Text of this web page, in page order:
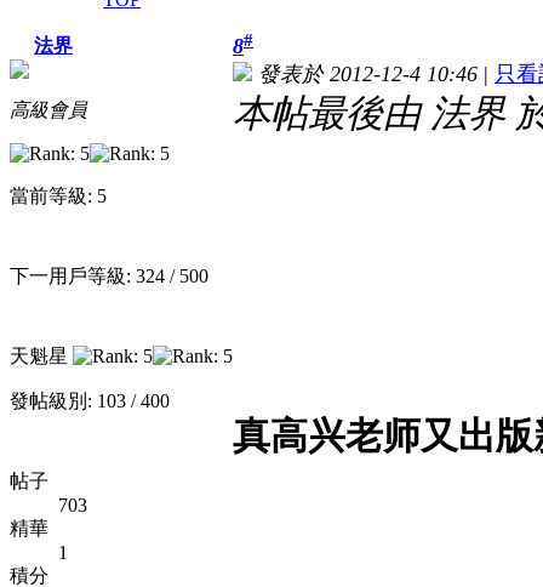
法界
高級會員
當前等級: 5
下一用戶等級: 324 / 500
天魁星
發帖級別: 103 / 400
帖子
703
精華
1
積分
8#
發表於 2012-12-4 10:46 | 只
本帖最後由 法界
真高兴老师又出